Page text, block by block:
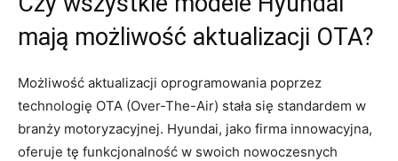
‍mają możliwość aktualizacji ⁢OTA?
Możliwość aktualizacji oprogramowania poprzez
technologię ⁤OTA (Over-The-Air) stała się ⁣standardem w⁤
branży ⁢motoryzacyjnej. Hyundai, jako‌ firma innowacyjna,
oferuje ‌tę funkcjonalność w swoich ‌nowoczesnych